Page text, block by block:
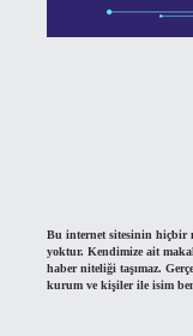
Bu internet sitesinin hiçbir
yoktur. Kendimize ait
haber niteliği taşımaz.
kurum ve kişiler ile isim